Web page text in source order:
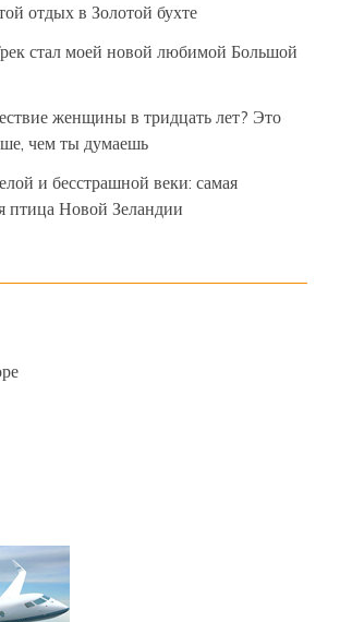
отдых в Золотой бухте
стал моей новой любимой Большой
женщины в тридцать лет? Это
чем ты думаешь
и бесстрашной веки: самая
птица Новой Зеландии